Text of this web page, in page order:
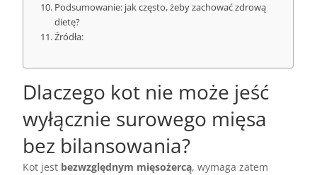
Podsumowanie: jak często, żeby zachować zdrową
dietę?
Źródła:
Dlaczego kot nie może jeść
wyłącznie surowego mięsa
bez bilansowania?
Kot jest bezwzględnym mięsożercą, wymaga zatem